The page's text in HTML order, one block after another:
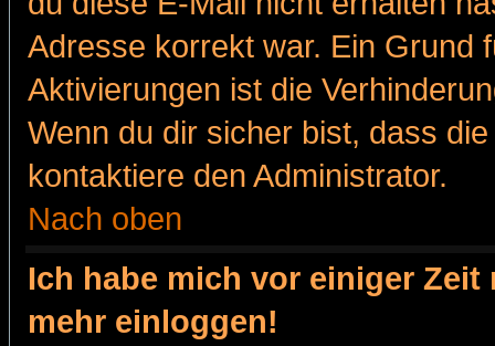
Adresse korrekt war. Ein Grund
Aktivierungen ist die
Wenn du dir sicher bist, dass
kontaktiere den Administrator.
Nach oben
Ich habe mich vor einiger
mehr einloggen!